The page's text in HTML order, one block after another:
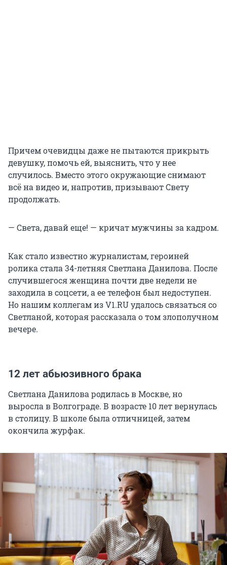
Причем очевидцы даже не пытаются прикрыть
девушку, помочь ей, выяснить, что у нее
случилось. Вместо этого окружающие снимают
всё на видео и, напротив, призывают Свету
продолжать.
— Света, давай еще! — кричат мужчины за кадром.
Как стало известно журналистам, героиней
ролика стала 34-летняя Светлана Данилова. После
случившегося женщина почти две недели не
заходила в соцсети, а ее телефон был недоступен.
Но нашим коллегам из V1.RU удалось связаться со
Светланой, которая рассказала о том злополучном
вечере.
12 лет абьюзивного брака
Светлана Данилова родилась в Москве, но
выросла в Волгограде. В возрасте 10 лет вернулась
в столицу. В школе была отличницей, затем
окончила журфак.